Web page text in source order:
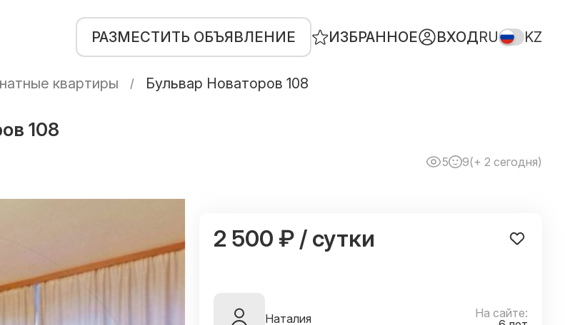
РАЗМЕСТИТЬ ОБЪЯВЛЕНИЕ ИЗБРАННОЕ ВХОДRU KZ
квартиры Бульвар Новаторов 108
108
5 9(+ 2 сегодня)
2 500 ₽ / сутки
Наталия
На сайте: